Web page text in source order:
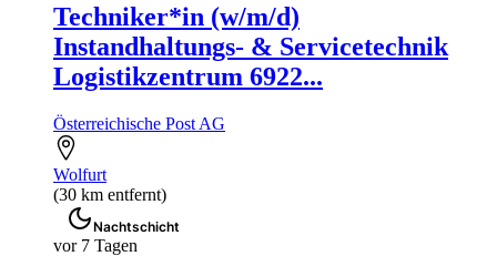
Techniker*in (w/m/d)
Instandhaltungs- & Servicetechnik
Logistikzentrum 6922...
Österreichische Post AG
Wolfurt
(30 km entfernt)
Nachtschicht
vor 7 Tagen